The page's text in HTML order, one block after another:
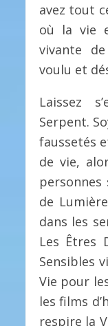
avez tout
où la vie
vivante
voulu et
Laissez
Serpent.
faussetés
de vie,
de
dans les
Les Êtres
Sensibles
Vie pour
les films
respire la